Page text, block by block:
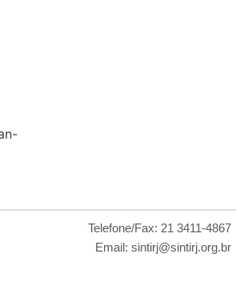
Telefone/Fax: 21 3411-4867
Email: sintirj@sintirj.org.br